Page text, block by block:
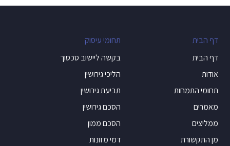
דף הבית
דף הבית
אודות
תחומי התמחות
מאמרים
ממליצים
מן התקשורת
תחומי עיסוק
בקשה ליישוב סכסוך
הליכי גירושין
תביעת גירושין
הסכם גירושין
הסכם ממון
דמי מזונות